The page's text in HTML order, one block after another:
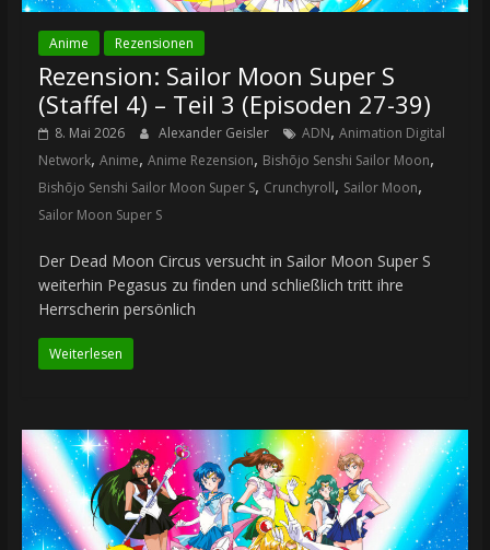
Anime Rezensionen
Rezension: Sailor Moon Super S
(Staffel 4) – Teil 3 (Episoden 27-39)
8. Mai 2026 Alexander Geisler ADN, Animation Digital
Network, Anime, Anime Rezension, Bishōjo Senshi Sailor Moon,
Bishōjo Senshi Sailor Moon Super S, Crunchyroll, Sailor Moon,
Sailor Moon Super S
Der Dead Moon Circus versucht in Sailor Moon Super S
weiterhin Pegasus zu finden und schließlich tritt ihre
Herrscherin persönlich
Weiterlesen